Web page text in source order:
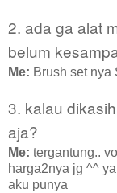
2. ada ga alat
belum
Me: Brush set nya
3. kalau
aja?
Me: tergantung..
harga2nya jg ^^
aku punya